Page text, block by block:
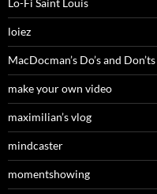
Lo-Fi Saint Louis
loiez
MacDocman’s Do’s and Don’ts
make your own video
maximilian’s vlog
mindcaster
momentshowing